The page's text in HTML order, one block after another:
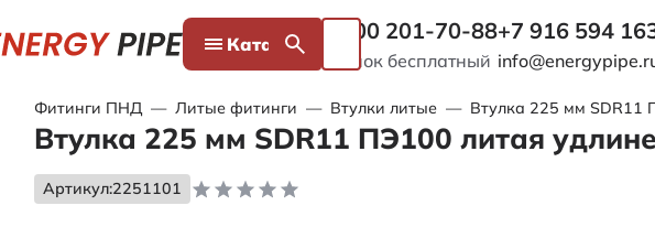
Каталог 8 800 201-70-88
Звонок бесплатный
+7 916 594
Фитинги ПНД — Литые фитинги — Втулки литые — Втулка 225 мм SDR11
Втулка 225 мм SDR11 ПЭ100 литая
Артикул:2251101